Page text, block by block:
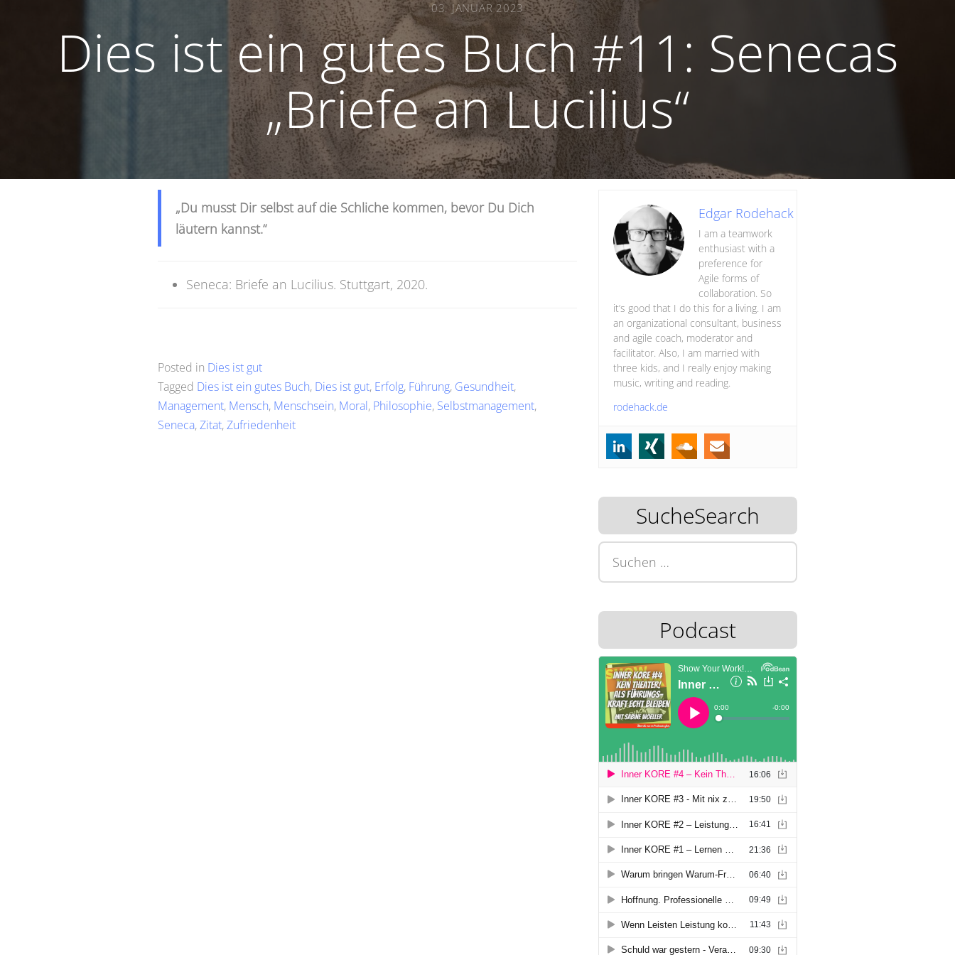
03. JANUAR 2023
Dies ist ein gutes Buch #11: Senecas
„Briefe an Lucilius“
„Du musst Dir selbst auf die Schliche kommen, bevor Du Dich
läutern kannst.“
Seneca: Briefe an Lucilius. Stuttgart, 2020.
Posted in Dies ist gut
Tagged Dies ist ein gutes Buch, Dies ist gut, Erfolg, Führung, Gesundheit,
Management, Mensch, Menschsein, Moral, Philosophie, Selbstmanagement,
Seneca,Zitat,Zufriedenheit
Edgar Rodehack
I am a teamwork
enthusiast with a
preference for
Agile forms of
collaboration. So
it’s good that I do this for a living. I am
an organizational consultant, business
and agile coach, moderator and
facilitator. Also, I am married with
three kids, and I really enjoy making
music, writing and reading.
rodehack.de
SucheSearch
nach:
Podcast